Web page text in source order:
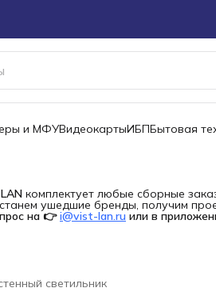
и МФУВидеокартыИБПБытовая
комплектует любые сборные
ушедшие бренды, получим
на 👉 i@vist-lan.ru или в
светильник